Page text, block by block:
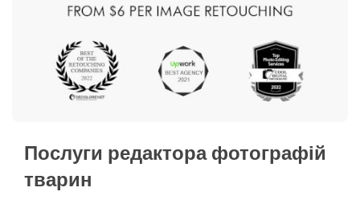
Послуги редактора фотографій
тварин